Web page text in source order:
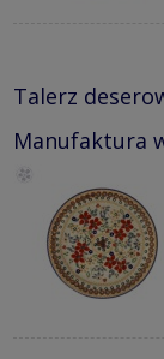
Talerz
Manufaktura